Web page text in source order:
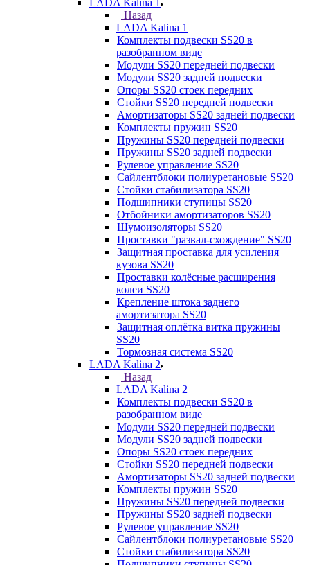
LADA Kalina 1
Назад
LADA Kalina 1
Комплекты подвески SS20 в
разобранном виде
Модули SS20 передней подвески
Модули SS20 задней подвески
Опоры SS20 стоек передних
Стойки SS20 передней подвески
Амортизаторы SS20 задней подвески
Комплекты пружин SS20
Пружины SS20 передней подвески
Пружины SS20 задней подвески
Рулевое управление SS20
Сайлентблоки полиуретановые SS20
Стойки стабилизатора SS20
Подшипники ступицы SS20
Отбойники амортизаторов SS20
Шумоизоляторы SS20
Проставки "развал-схождение" SS20
Защитная проставка для усиления
кузова SS20
Проставки колёсные расширения
колеи SS20
Крепление штока заднего
амортизатора SS20
Защитная оплётка витка пружины
SS20
Тормозная система SS20
LADA Kalina 2
Назад
LADA Kalina 2
Комплекты подвески SS20 в
разобранном виде
Модули SS20 передней подвески
Модули SS20 задней подвески
Опоры SS20 стоек передних
Стойки SS20 передней подвески
Амортизаторы SS20 задней подвески
Комплекты пружин SS20
Пружины SS20 передней подвески
Пружины SS20 задней подвески
Рулевое управление SS20
Сайлентблоки полиуретановые SS20
Стойки стабилизатора SS20